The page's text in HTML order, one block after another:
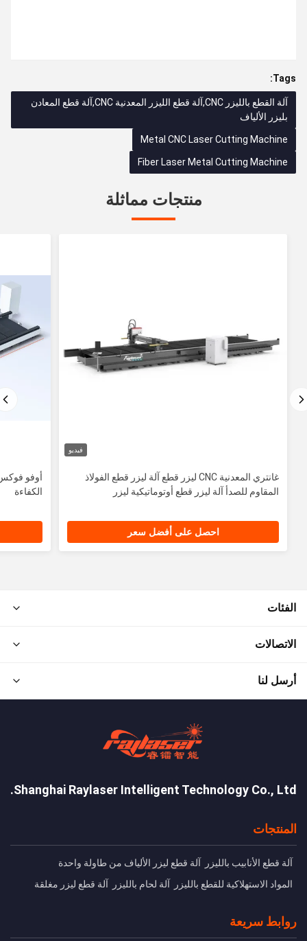
Tags:
آلة القطع بالليزر CNC,آلة قطع الليزر المعدنية CNC,آلة قطع المعادن
بليزر الألياف
Metal CNC Laser Cutting Machine
Fiber Laser Metal Cutting Machine
منتجات مماثلة
فيديو
غانتري المعدنية CNC ليزر قطع آلة ليزر قطع الفولاذ
المقاوم للصدأ آلة ليزر قطع أوتوماتيكية ليزر
احصل على أفضل سعر
أوفو فوكس
الكفاءة
الفئات
الاتصالات
أرسل لنا
Shanghai Raylaser Intelligent Technology Co., Ltd.
المنتجات
آلة قطع الأنابيب بالليزر
آلة قطع ليزر الألياف من طاولة واحدة
المواد الاستهلاكية للقطع بالليزر
آلة لحام بالليزر آلة قطع ليزر مغلقة
روابط سريعة